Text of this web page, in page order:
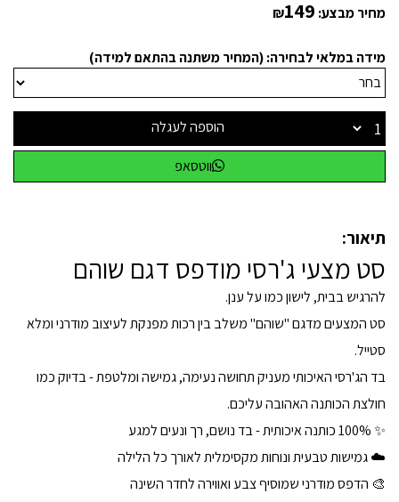
מחיר מבצע: ₪149
מידה במלאי לבחירה: (המחיר משתנה בהתאם למידה)
הוספה לעגלה
ווטסאפ
תיאור:
סט מצעי ג'רסי מודפס דגם שוהם
להרגיש בבית, לישון כמו על ענן.
סט המצעים מדגם "שוהם" משלב בין רכות מפנקת לעיצוב מודרני ומלא
סטייל.
בד הג'רסי האיכותי מעניק תחושה נעימה, גמישה ומלטפת - בדיוק כמו
חולצת הכותנה האהובה עליכם.
✨ 100% כותנה איכותית - בד נושם, רך ונעים למגע
☁️ גמישות טבעית ונוחות מקסימלית לאורך כל הלילה
🎨 הדפס מודרני שמוסיף צבע ואווירה לחדר השינה